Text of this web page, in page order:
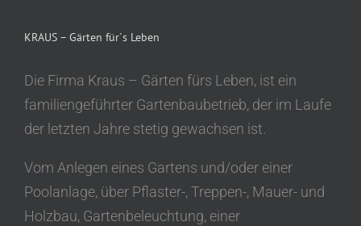
KRAUS – Gärten für´s Leben
Die Firma Kraus – Gärten fürs Leben, ist ein
familiengeführter Gartenbaubetrieb, der im Laufe
der letzten Jahre stetig gewachsen ist.
Vom Anlegen eines Gartens und/oder einer
Poolanlage, über Pflaster-, Treppen-, Mauer- und
Holzbau, Gartenbeleuchtung, einer